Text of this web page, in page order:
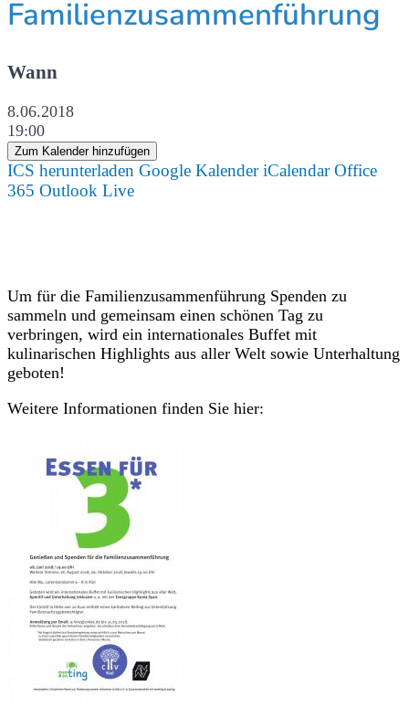
Familienzusammenführung
Wann
8.06.2018
19:00
Zum Kalender hinzufügen
ICS herunterladen Google Kalender iCalendar Office
365 Outlook Live
Um für die Familienzusammenführung Spenden zu
sammeln und gemeinsam einen schönen Tag zu
verbringen, wird ein internationales Buffet mit
kulinarischen Highlights aus aller Welt sowie Unterhaltung
geboten!
Weitere Informationen finden Sie hier: